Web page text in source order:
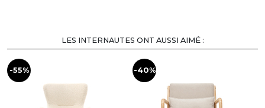
LES INTERNAUTES ONT AUSSI AIMÉ :
-55% -40%